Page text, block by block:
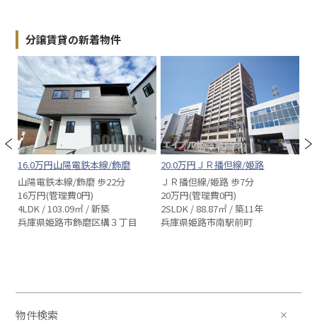
分譲賃貸の新着物件
16.0万円山陽電鉄本線/飾磨
山陽電鉄本線/飾磨 歩22分
16万円(管理費0円)
4LDK / 103.09㎡ / 新築
兵庫県姫路市飾磨区構３丁目
20.0万円ＪＲ播但線/姫路
ＪＲ播但線/姫路 歩7分
20万円(管理費0円)
2SLDK / 88.87㎡ / 築11年
兵庫県姫路市南駅前町
物件検索